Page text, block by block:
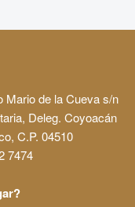
Mario de la Cueva s/n
Deleg. Coyoacán
C.P. 04510
7474